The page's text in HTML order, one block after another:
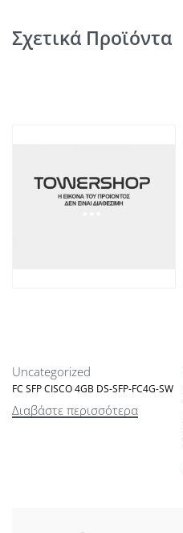
Σχετικά Προϊόντα
Uncategorized
FC SFP CISCO 4GB DS-SFP-FC4G-SW
Διαβάστε περισσότερα